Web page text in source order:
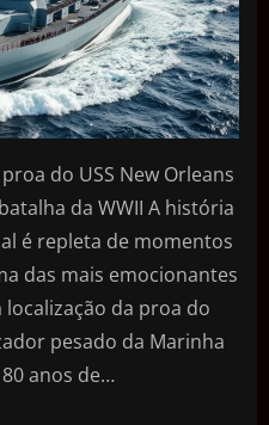
do USS New Orleans
da WWII A história
é repleta de momentos
das mais emocionantes
da proa do
pesado da Marinha
anos de…